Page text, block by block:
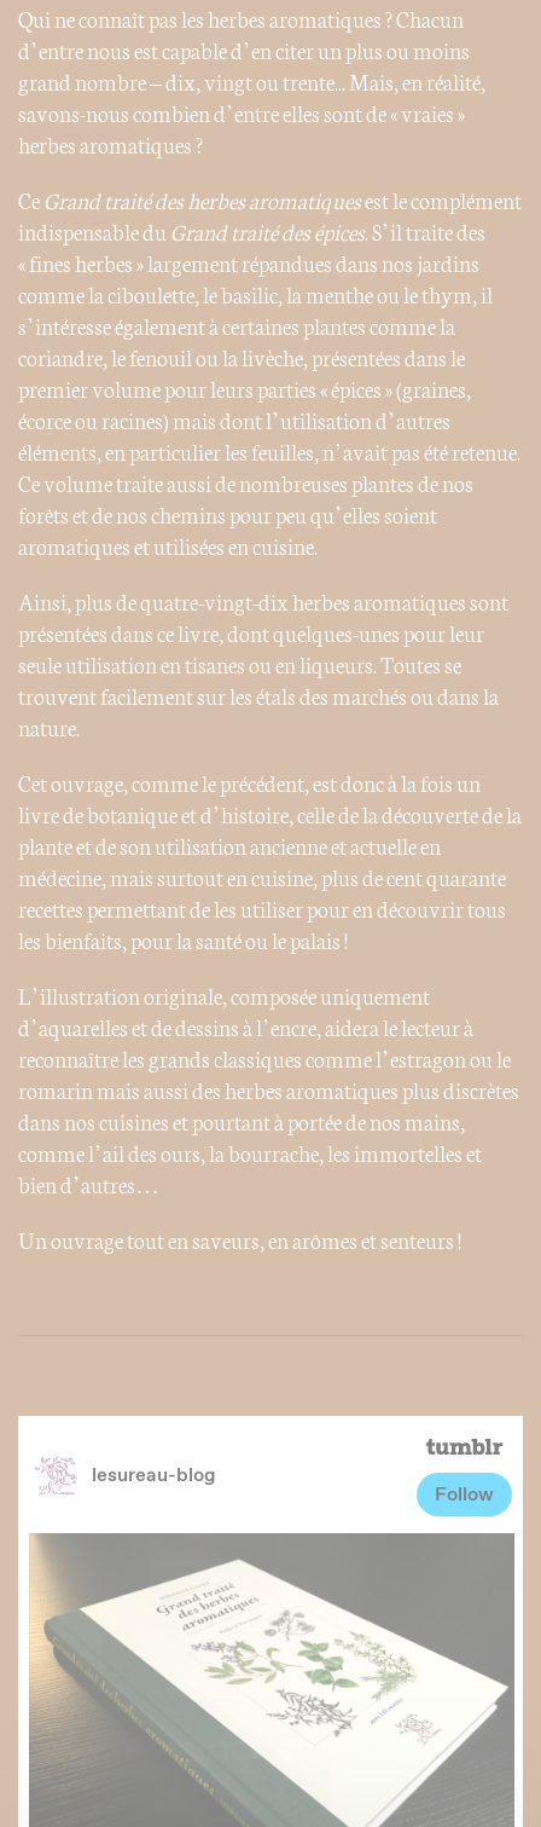
Qui ne connaît pas les herbes aromatiques ? Chacun
d’entre nous est capable d’en citer un plus ou moins
grand nombre – dix, vingt ou trente... Mais, en réalité,
savons-nous combien d’entre elles sont de « vraies »
herbes aromatiques ?
CeGrand traité des herbes aromatiquesest le complément
indispensable du Grand traité des épices. S’il traite des
« fines herbes » largement répandues dans nos jardins
comme la ciboulette, le basilic, la menthe ou le thym, il
s’intéresse également à certaines plantes comme la
coriandre, le fenouil ou la livèche, présentées dans le
premier volume pour leurs parties « épices » (graines,
écorce ou racines) mais dont l’utilisation d’autres
éléments, en particulier les feuilles, n’avait pas été retenue.
Ce volume traite aussi de nombreuses plantes de nos
forêts et de nos chemins pour peu qu’elles soient
aromatiques et utilisées en cuisine.
Ainsi, plus de quatre-vingt-dix herbes aromatiques sont
présentées dans ce livre, dont quelques-unes pour leur
seule utilisation en tisanes ou en liqueurs. Toutes se
trouvent facilement sur les étals des marchés ou dans la
nature.
Cet ouvrage, comme le précédent, est donc à la fois un
livre de botanique et d’histoire, celle de la découverte de la
plante et de son utilisation ancienne et actuelle en
médecine, mais surtout en cuisine, plus de cent quarante
recettes permettant de les utiliser pour en découvrir tous
les bienfaits, pour la santé ou le palais !
L’illustration originale, composée uniquement
d’aquarelles et de dessins à l’encre, aidera le lecteur à
reconnaître les grands classiques comme l’estragon ou le
romarin mais aussi des herbes aromatiques plus discrètes
dans nos cuisines et pourtant à portée de nos mains,
comme l’ail des ours, la bourrache, les immortelles et
bien d’autres…
Un ouvrage tout en saveurs, en arômes et senteurs !